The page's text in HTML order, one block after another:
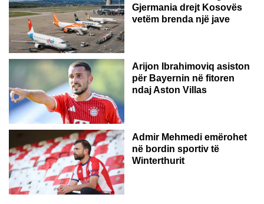
Gjermania drejt Kosovës
vetëm brenda një jave
Arijon Ibrahimoviq asiston
për Bayernin në fitoren
ndaj Aston Villas
ZVICËR
Admir Mehmedi emërohet
në bordin sportiv të
Winterthurit